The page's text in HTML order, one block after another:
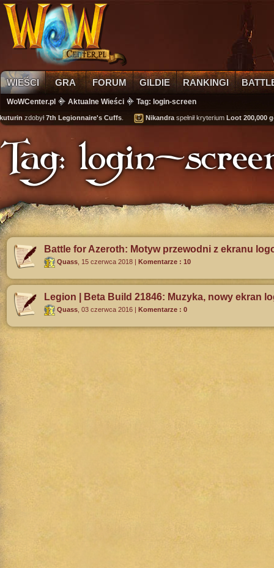
WIEŚCI GRA FORUM GILDIE RANKINGI
WoWCenter.pl Aktualne Wieści Tag: login-screen
zdobył7th Legionnaire's Cuffs. Nikandraspełnił kryteriumLoot 200,000 gold
Tag: login-
Battle for Azeroth: Motyw przewodni z ekranu
Quass 15 czerwca 2018 | Komentarze : 10
Legion | Beta Build 21846: Muzyka, nowy ekran
Quass 03 czerwca 2016 | Komentarze : 0